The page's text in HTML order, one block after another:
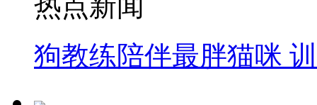
狗教练陪伴最胖猫咪